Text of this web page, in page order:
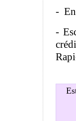
- En
-